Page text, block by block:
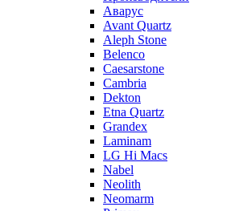
Аварус
Avant Quartz
Aleph Stone
Belenco
Caesarstone
Cambria
Dekton
Etna Quartz
Grandex
Laminam
LG Hi Macs
Nabel
Neolith
Neomarm